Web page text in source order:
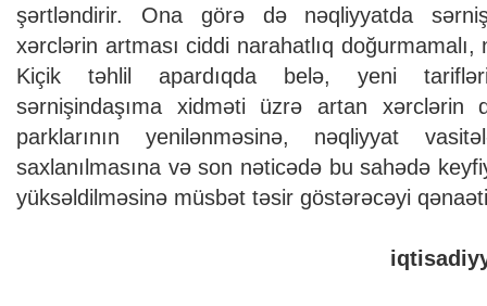
şərtləndirir. Ona görə də nəqliyyatda
xərclərin artması ciddi narahatlıq doğurmamalı,
Kiçik təhlil apardıqda belə, yeni
sərnişindaşıma xidməti üzrə artan xərclərin
parklarının yenilənməsinə, nəqliyyat
saxlanılmasına və son nəticədə bu sahədə
yüksəldilməsinə müsbət təsir göstərəcəyi